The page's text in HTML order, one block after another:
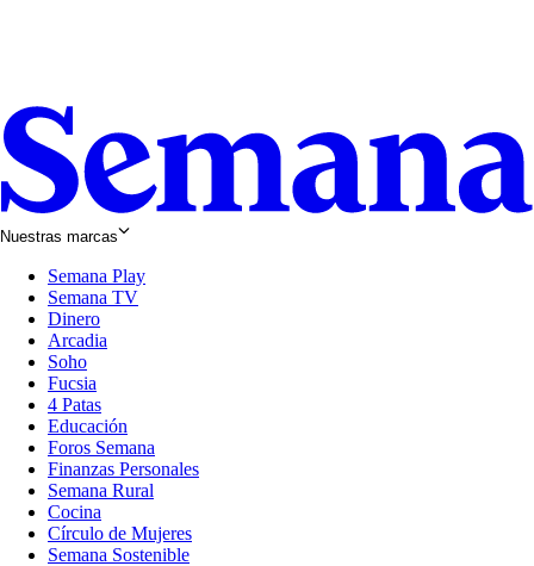
Nuestras marcas
Semana Play
Semana TV
Dinero
Arcadia
Soho
in
new
window
Fucsia
in
new
window
4 Patas
Educación
Foros Semana
Finanzas Personales
Semana Rural
Cocina
Círculo de Mujeres
Semana Sostenible